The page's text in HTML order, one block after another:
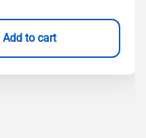
Add to cart